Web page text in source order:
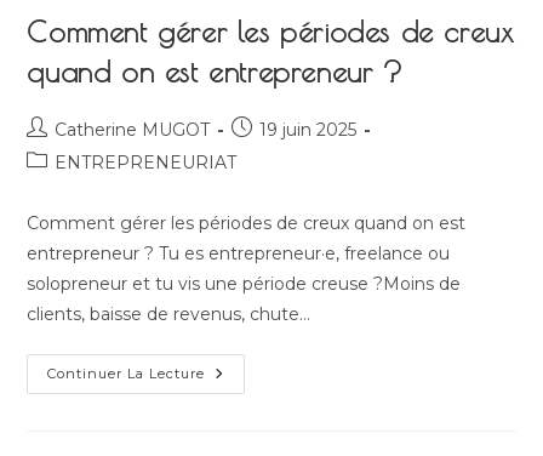
Comment gérer les périodes de creux
quand on est entrepreneur ?
Auteur/autrice
de
Catherine MUGOT
Publication
publiée :
19 juin 2025
PostENTREPRENEURIAT
Comment gérer les périodes de creux quand on est
entrepreneur ? Tu es entrepreneur·e, freelance ou
solopreneur et tu vis une période creuse ?Moins de
clients, baisse de revenus, chute…
Continuer La Lecture Comment
Gérer